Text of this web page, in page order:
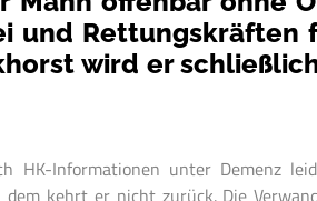
und Rettungskräften
wird er
HK-Informationen unter Demenz
dem kehrt er nicht zurück. Die